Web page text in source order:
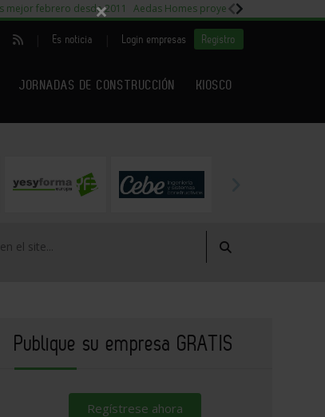
mejor febrero desde 2011 Aedas Homes proyecto Fiora
Es noticia Login empresas Registro
JORNADAS DE CONSTRUCCIÓN KIOSCO
Publique su empresa GRATIS
Regístrese ahora
×